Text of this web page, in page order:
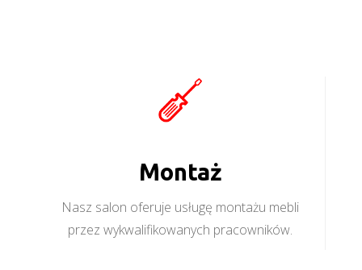
Montaż
Nasz salon oferuje usługę montażu mebli
przez wykwalifikowanych pracowników.